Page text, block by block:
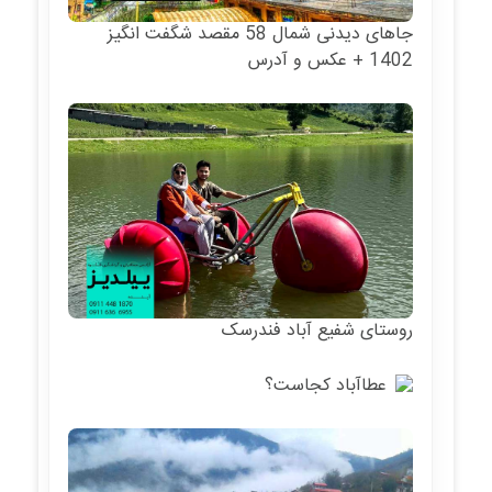
جاهای دیدنی شمال 58 مقصد شگفت انگیز
1402 + عکس و آدرس
روستای شفیع آباد فندرسک
عطاآباد کجاست؟